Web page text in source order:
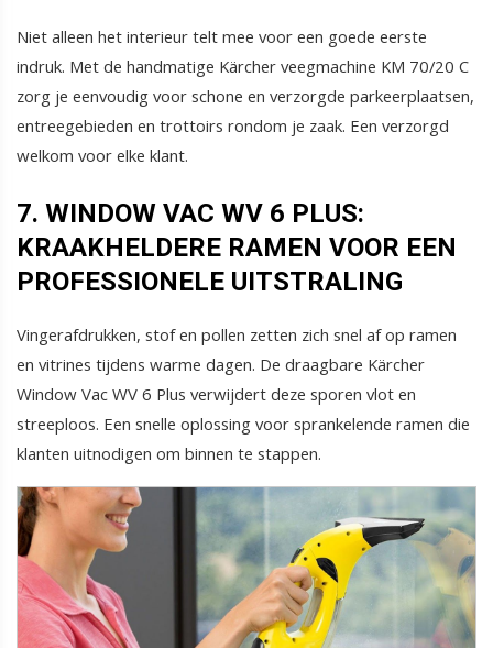
Niet alleen het interieur telt mee voor een goede eerste
indruk. Met de handmatige Kärcher veegmachine KM 70/20 C
zorg je eenvoudig voor schone en verzorgde parkeerplaatsen,
entreegebieden en trottoirs rondom je zaak. Een verzorgd
welkom voor elke klant.
7. WINDOW VAC WV 6 PLUS:
KRAAKHELDERE RAMEN VOOR EEN
PROFESSIONELE UITSTRALING
Vingerafdrukken, stof en pollen zetten zich snel af op ramen
en vitrines tijdens warme dagen. De draagbare Kärcher
Window Vac WV 6 Plus verwijdert deze sporen vlot en
streeploos. Een snelle oplossing voor sprankelende ramen die
klanten uitnodigen om binnen te stappen.